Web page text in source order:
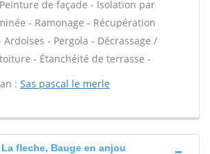
de façade - Isolation par
- Ramonage - Récupération
Ardoises - Pergola - Décrassage /
- Étanchéité de terrasse -
: Sas pascal le merle
fleche, Bauge en anjou